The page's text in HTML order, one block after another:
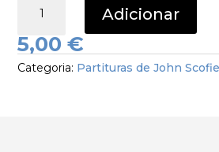
Green
Tea
John
Adicionar
5,00€
Categoria: Partituras de John